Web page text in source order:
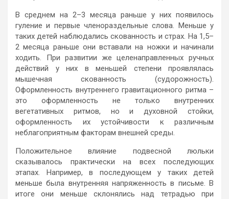
В среднем на 2–3 месяца раньше у них появилось
гуление и первые членораздельные слова. Меньше у
таких детей наблюдались скованность и страх. На 1,5–
2 месяца раньше они вставали на ножки и начинали
ходить. При развитии же целенаправленных ручных
действий у них в меньшей степени проявлялась
мышечная скованность (судорожность).
Оформленность внутреннего гравитационного ритма –
это оформленность не только внутренних
вегетативных ритмов, но и духовной стойки,
оформленность их устойчивости к различным
неблагоприятным факторам внешней среды.
Положительное влияние подвесной люльки
сказывалось практически на всех последующих
этапах. Например, в последующем у таких детей
меньше была внутренняя напряженность в письме. В
итоге они меньше склонялись над тетрадью при